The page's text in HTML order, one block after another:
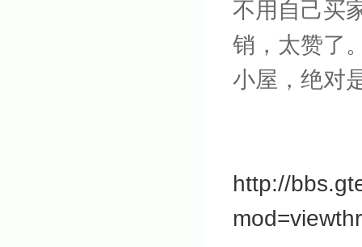
不用自己买
销，太赞了
小屋，绝对
http://